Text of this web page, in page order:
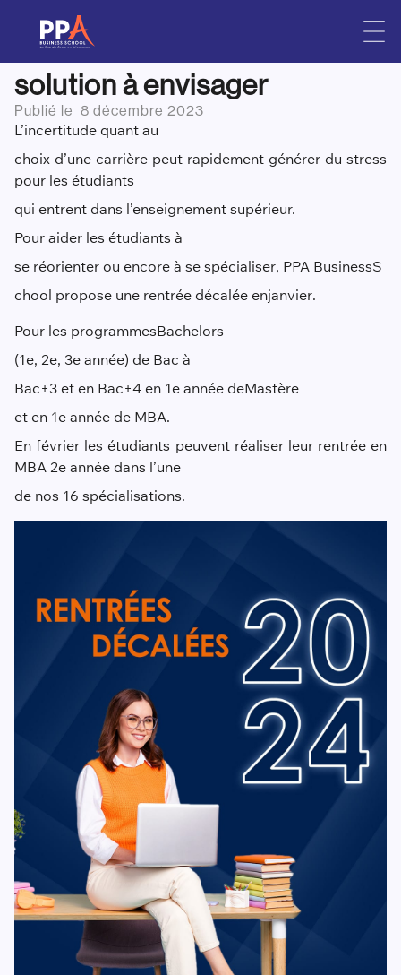
Les rentrées décalées de
PPA Business School : une
solution à envisager
Publié le 8 décembre 2023
L’incertitude quant au
choix d’une carrière peut rapidement générer du stress
pour les étudiants
qui entrent dans l’enseignement supérieur.
Pour aider les étudiants à
se réorienter ou encore à se spécialiser, PPA BusinessS
chool propose une rentrée décalée enjanvier.
Pour les programmesBachelors
(1e, 2e, 3e année) de Bac à
Bac+3 et en Bac+4 en 1e année deMastère
et en 1e année de MBA.
En février les étudiants peuvent réaliser leur rentrée en
MBA 2e année dans l’une
de nos 16 spécialisations.